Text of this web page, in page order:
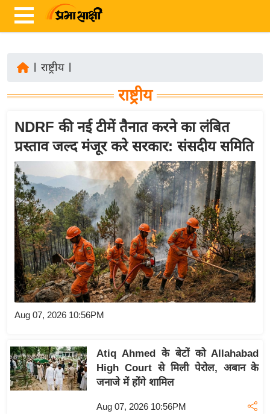
ज़ा
रा
ष्ट्री
य
अं
त
र्रा
ष्ट्री
य
बि
ज़
स
उ
द्यो
राष्ट्रीय|
राष्ट्रीय
NDRF की नई टीमें तैनात करने का लंबित
प्रस्ताव जल्द मंजूर करे सरकार: संसदीय समिति
Aug 07, 2026 10:56PM
Atiq Ahmed के बेटों को Allahabad
High Court से मिली पेरोल, अबान के
जनाजे में होंगे शामिल
Aug 07, 2026 10:56PM